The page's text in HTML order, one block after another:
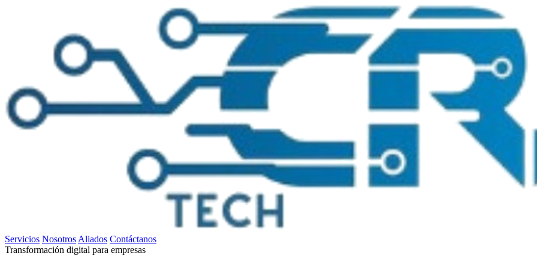
Servicios Nosotros Aliados Contáctanos
Transformación digital para empresas